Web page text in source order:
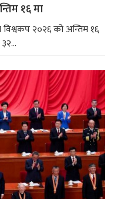
१६ मा
२०२६ को अन्तिम १६